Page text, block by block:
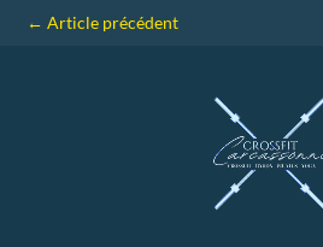
← Article précédent